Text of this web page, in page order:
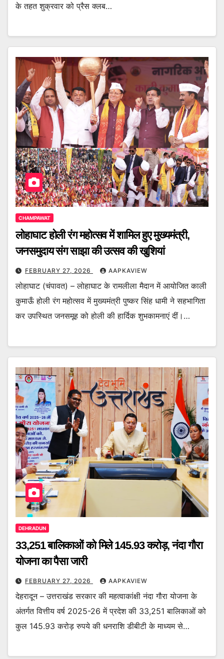
के तहत शुक्रवार को प्रैस क्लब…
CHAMPAWAT
लोहाघाट होली रंग महोत्सव में शामिल हुए मुख्यमंत्री,
जनसमुदाय संग साझा की उत्सव की खुशियां
FEBRUARY 27, 2026 AAPKAVIEW
लोहाघाट (चंपावत) – लोहाघाट के रामलीला मैदान में आयोजित काली
कुमाऊँ होली रंग महोत्सव में मुख्यमंत्री पुष्कर सिंह धामी ने सहभागिता
कर उपस्थित जनसमूह को होली की हार्दिक शुभकामनाएं दीं।…
DEHRADUN
33,251 बालिकाओं को मिले 145.93 करोड़, नंदा गौरा
योजना का पैसा जारी
FEBRUARY 27, 2026 AAPKAVIEW
देहरादून – उत्तराखंड सरकार की महत्वाकांक्षी नंदा गौरा योजना के
अंतर्गत वित्तीय वर्ष 2025-26 में प्रदेश की 33,251 बालिकाओं को
कुल 145.93 करोड़ रुपये की धनराशि डीबीटी के माध्यम से…